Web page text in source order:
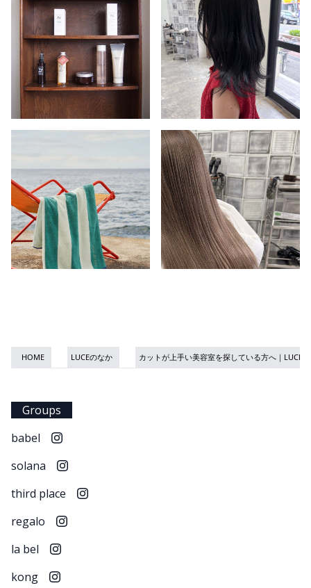
HOME LUCEのなか カットが上手い美容室を探している方へ｜LUCE
Groups
babel
solana
third place
regalo
la bel
kong